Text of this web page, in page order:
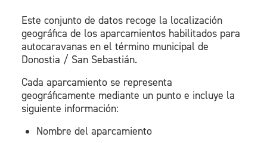
Este conjunto de datos recoge la localización
geográfica de los aparcamientos habilitados para
autocaravanas en el término municipal de
Donostia / San Sebastián.
Cada aparcamiento se representa
geográficamente mediante un punto e incluye la
siguiente información:
Nombre del aparcamiento